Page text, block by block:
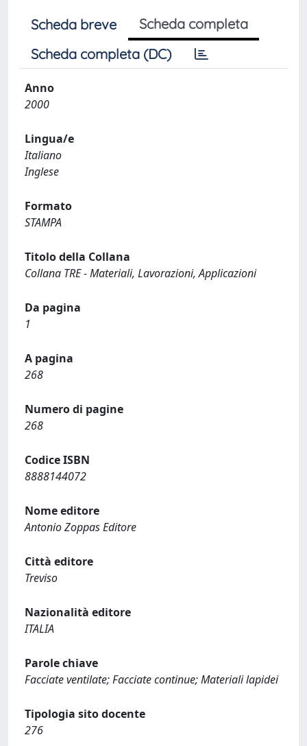
Scheda breve
Scheda completa
Scheda completa (DC)
Anno
2000
Lingua/e
Italiano
Inglese
Formato
STAMPA
Titolo della Collana
Collana TRE - Materiali, Lavorazioni, Applicazioni
Da pagina
1
A pagina
268
Numero di pagine
268
Codice ISBN
8888144072
Nome editore
Antonio Zoppas Editore
Città editore
Treviso
Nazionalità editore
ITALIA
Parole chiave
Facciate ventilate; Facciate continue; Materiali lapidei
Tipologia sito docente
276